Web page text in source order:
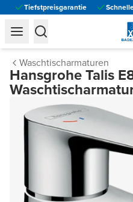
Tiefstpreisgarantie
Waschtischarmaturen
Hansgrohe Talis